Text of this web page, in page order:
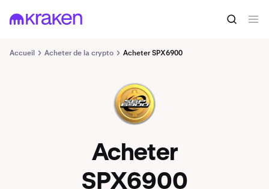
Accueil Acheter de la crypto Acheter SPX6900
SPX
Acheter
SPX6900